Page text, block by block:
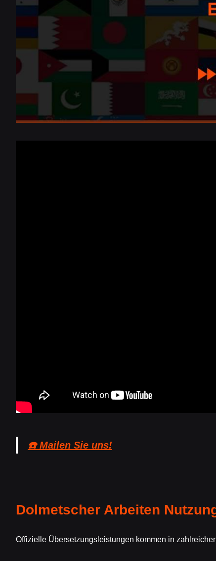
☎️ Mailen Sie uns!
Dolmetscher Arbeiten
Offizielle Übersetzungsleistungen kommen in